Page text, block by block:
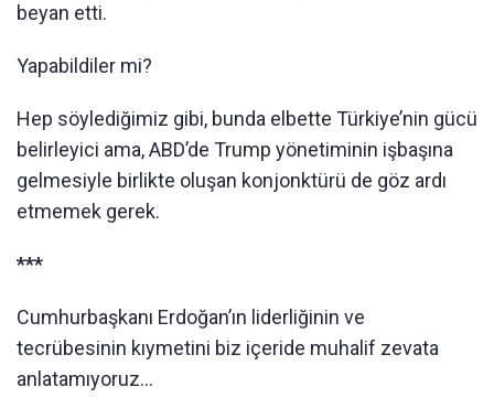
beyan etti.
Yapabildiler mi?
Hep söylediğimiz gibi, bunda elbette Türkiye’nin gücü
belirleyici ama, ABD’de Trump yönetiminin işbaşına
gelmesiyle birlikte oluşan konjonktürü de göz ardı
etmemek gerek.
***
Cumhurbaşkanı Erdoğan’ın liderliğinin ve
tecrübesinin kıymetini biz içeride muhalif zevata
anlatamıyoruz…